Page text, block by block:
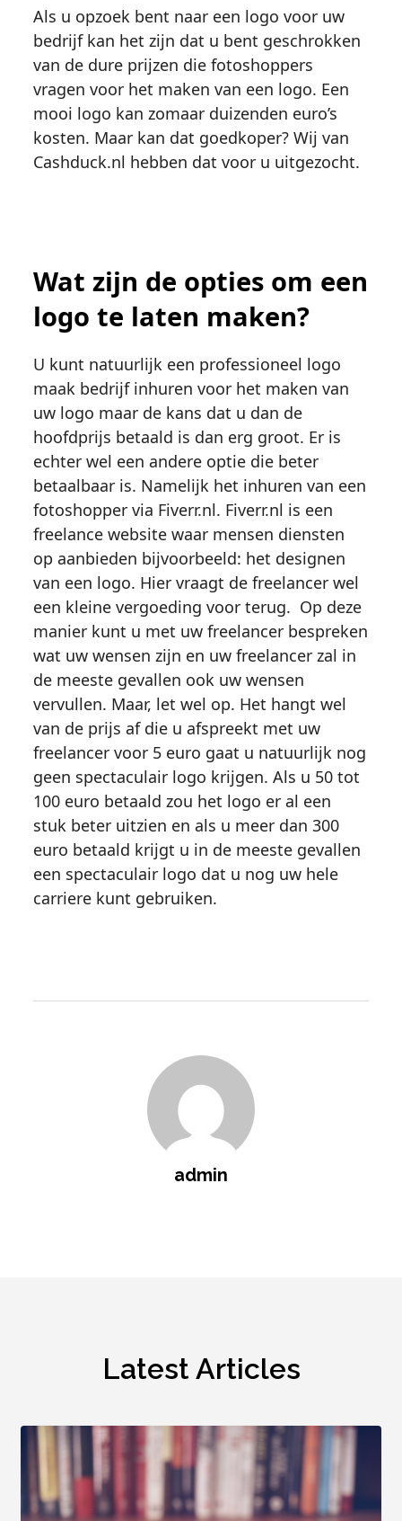
Als u opzoek bent naar een logo voor uw
bedrijf kan het zijn dat u bent geschrokken
van de dure prijzen die fotoshoppers
vragen voor het maken van een logo. Een
mooi logo kan zomaar duizenden euro’s
kosten. Maar kan dat goedkoper? Wij van
Cashduck.nl hebben dat voor u uitgezocht.
Wat zijn de opties om een
logo te laten maken?
U kunt natuurlijk een professioneel logo
maak bedrijf inhuren voor het maken van
uw logo maar de kans dat u dan de
hoofdprijs betaald is dan erg groot. Er is
echter wel een andere optie die beter
betaalbaar is. Namelijk het inhuren van een
fotoshopper via Fiverr.nl. Fiverr.nl is een
freelance website waar mensen diensten
op aanbieden bijvoorbeeld: het designen
van een logo. Hier vraagt de freelancer wel
een kleine vergoeding voor terug. Op deze
manier kunt u met uw freelancer bespreken
wat uw wensen zijn en uw freelancer zal in
de meeste gevallen ook uw wensen
vervullen. Maar, let wel op. Het hangt wel
van de prijs af die u afspreekt met uw
freelancer voor 5 euro gaat u natuurlijk nog
geen spectaculair logo krijgen. Als u 50 tot
100 euro betaald zou het logo er al een
stuk beter uitzien en als u meer dan 300
euro betaald krijgt u in de meeste gevallen
een spectaculair logo dat u nog uw hele
carriere kunt gebruiken.
admin
Latest Articles